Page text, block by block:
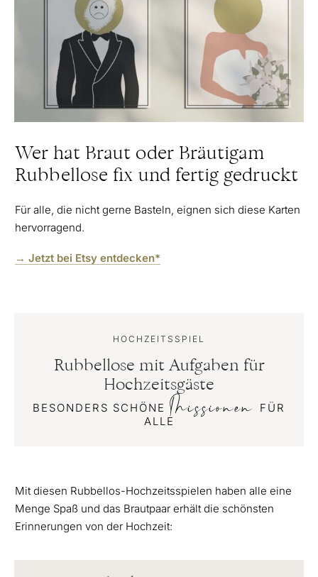
Wer hat Braut oder Bräutigam
Rubbellose fix und fertig gedruckt
Für alle, die nicht gerne Basteln, eignen sich diese Karten
hervorragend.
→ Jetzt bei Etsy entdecken*
HOCHZEITSSPIEL
Rubbellose mit Aufgaben für
Hochzeitsgäste
BESONDERS SCHÖNE Missionen FÜR
ALLE
Mit diesen Rubbellos-Hochzeitsspielen haben alle eine
Menge Spaß und das Brautpaar erhält die schönsten
Erinnerungen von der Hochzeit: